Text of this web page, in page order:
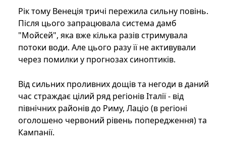
Рік тому Венеція тричі пережила сильну повінь.
Після цього запрацювала система дамб
"Мойсей", яка вже кілька разів стримувала
потоки води. Але цього разу її не активували
через помилки у прогнозах синоптиків.
Від сильних проливних дощів та негоди в даний
час страждає цілий ряд регіонів Італії - від
північних районів до Риму, Лаціо (в регіоні
оголошено червоний рівень попередження) та
Кампанії.